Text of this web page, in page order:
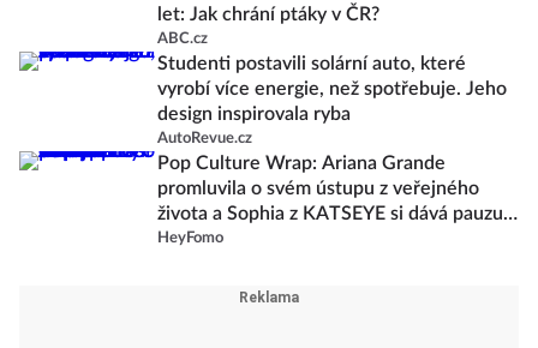
let: Jak chrání ptáky v ČR?
ABC.cz
Studenti postavili solární auto, které
vyrobí více energie, než spotřebuje. Jeho
design inspirovala ryba
AutoRevue.cz
Pop Culture Wrap: Ariana Grande
promluvila o svém ústupu z veřejného
života a Sophia z KATSEYE si dává pauzu
od skupiny
HeyFomo